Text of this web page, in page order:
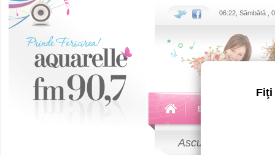
Fiţi
06:22, Sâmbătă ,
Echipa
Ascultă